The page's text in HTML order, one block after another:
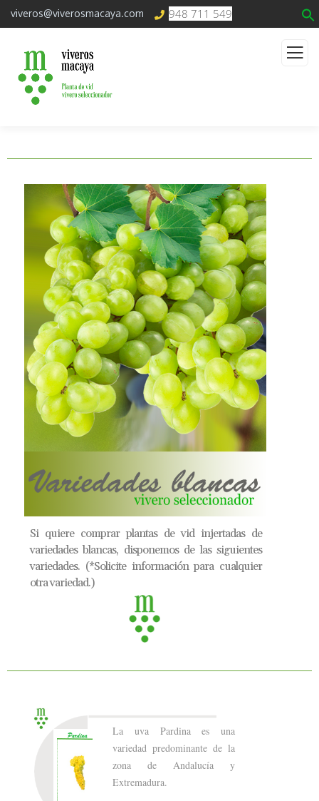
viveros@viverosmacaya.com 948 711 549
Si quiere comprar plantas de vid injertadas de
variedades blancas, disponemos de las siguientes
variedades. (*Solicite información para cualquier
otra variedad.)
La uva Pardina es una
variedad predominante de la
zona de Andalucía y
Extremadura.